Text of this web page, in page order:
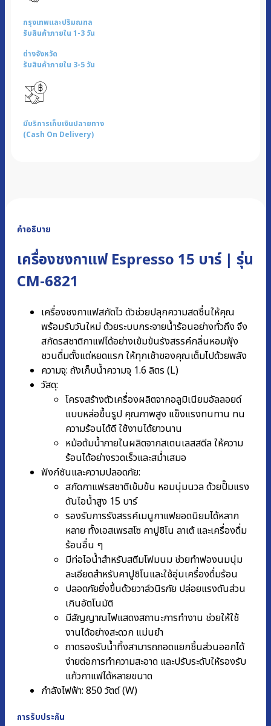
กรุงเทพและปริมณฑล
รับสินค้าภายใน 1-3 วัน
ต่างจังหวัด
รับสินค้าภายใน 3-5 วัน
มีบริการเก็บเงินปลายทาง
(Cash On Delivery)
คำอธิบาย
เครื่องชงกาแฟ Espresso 15 บาร์ | รุ่น
CM-6821
เครื่องชงกาแฟสกัดไว ตัวช่วยปลุกความสดชื่นให้คุณ
พร้อมรับวันใหม่ ด้วยระบบกระจายน้ำร้อนอย่างทั่วถึง จึง
สกัดรสชาติกาแฟได้อย่างเข้มข้นรังสรรค์กลิ่นหอมฟุ้ง
ชวนดื่มตั้งแต่หยดแรก ให้ทุกเช้าของคุณเต็มไปด้วยพลัง
ความจุ: ถังเก็บน้ำความจุ 1.6 ลิตร (L)
วัสดุ:
โครงสร้างตัวเครื่องผลิตจากอลูมิเนียมอัลลอยด์
แบบหล่อขึ้นรูป คุณภาพสูง แข็งแรงทนทาน ทน
ความร้อนได้ดี ใช้งานได้ยาวนาน
หม้อต้มน้ำภายในผลิตจากสเตนเลสสตีล ให้ความ
ร้อนได้อย่างรวดเร็วและสม่ำเสมอ
ฟังก์ชันและความปลอดภัย:
สกัดกาแฟรสชาติเข้มข้น หอมนุ่มนวล ด้วยปั๊มแรง
ดันไอน้ำสูง 15 บาร์
รองรับการรังสรรค์เมนูกาแฟยอดนิยมได้หลาก
หลาย ทั้งเอสเพรสโซ คาปูชิโน ลาเต้ และเครื่องดื่ม
ร้อนอื่น ๆ
มีท่อไอน้ำสำหรับสตีมโฟมนม ช่วยทำฟองนมนุ่ม
ละเอียดสำหรับคาปูชิโนและใช้อุ่นเครื่องดื่มร้อน
ปลอดภัยยิ่งขึ้นด้วยวาล์วนิรภัย ปล่อยแรงดันส่วน
เกินอัตโนมัติ
มีสัญญาณไฟแสดงสถานะการทำงาน ช่วยให้ใช้
งานได้อย่างสะดวก แม่นยำ
ถาดรองรับน้ำทิ้งสามารถถอดแยกชิ้นส่วนออกได้
ง่ายต่อการทำความสะอาด และปรับระดับให้รองรับ
แก้วกาแฟได้หลายขนาด
กำลังไฟฟ้า: 850 วัตต์ (W)
การรับประกัน